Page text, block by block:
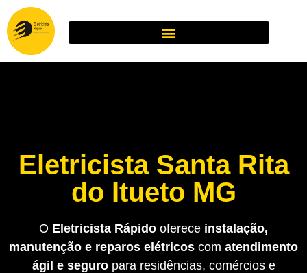
Eletricista Santa Rita
do Itueto MG
O Eletricista Rápido oferece instalação,
manutenção e reparos elétricos com atendimento
ágil e seguropara residências, comércios e